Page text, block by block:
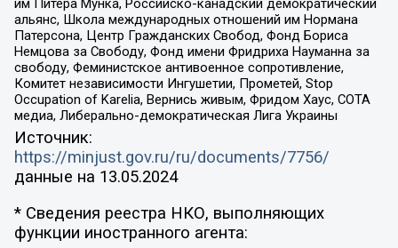
альянс, Школа международных отношений им Нормана
Патерсона, Центр Гражданских Свобод, Фонд Бориса
Немцова за Свободу, Фонд имени Фридриха Науманна за
свободу, Феминистское антивоенное сопротивление,
Комитет независимости Ингушетии, Прометей, Stop
Occupation of Karelia, Вернись живым, Фридом Хаус, СОТА
медиа, Либерально-демократическая Лига Украины
Источник:
https://minjust.gov.ru/ru/documents/7756/
данные на 13.05.2024
* Сведения реестра НКО, выполняющих
функции иностранного агента: